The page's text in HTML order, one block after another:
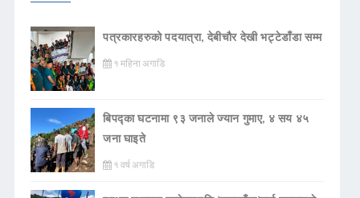
पत्रकारहरुको पदयात्रा, देबीचौर देखी भट्टेडाँडा सम्म
१ महिना अगाडि
बिपद्का घटनामा ९३ जनाले ज्यान गुमाए, ४ सय ४५
जना घाइते
१ वर्ष अगाडि